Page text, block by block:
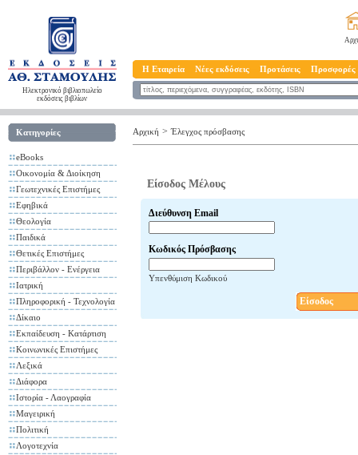
Ηλεκτρονικό βιβλιοπωλείο
εκδόσεις βιβλίων
Η Εταιρεία Νέες εκδόσεις Προτάσεις Προσφορές
Κατηγορίες
eBooks
Οικονομία & Διοίκηση
Γεωτεχνικές Επιστήμες
Εφηβικά
Θεολογία
Παιδικά
Θετικές Επιστήμες
Περιβάλλον - Ενέργεια
Ιατρική
Πληροφορική - Τεχνολογία
Δίκαιο
Εκπαίδευση - Κατάρτιση
Κοινωνικές Επιστήμες
Λεξικά
Διάφορα
Ιστορία - Λαογραφία
Μαγειρική
Πολιτική
Λογοτεχνία
Αρχική > Έλεγχος πρόσβασης
Είσοδος Μέλους
Διεύθυνση Email
Κωδικός Πρόσβασης
Υπενθύμιση Κωδικού
Είσοδος